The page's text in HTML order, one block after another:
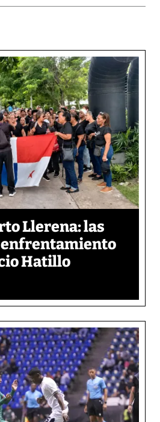
Llerena: las
enfrentamiento
Hatillo